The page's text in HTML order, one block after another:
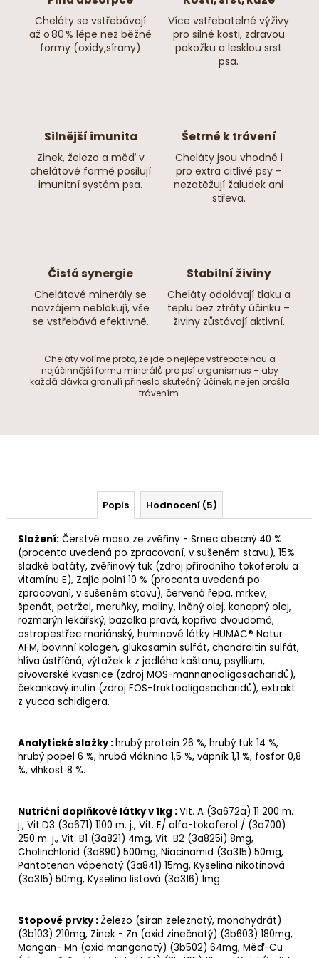
střední plemena (11–24 kg)
Věk psa
dospělý pes a senior (aktivní a v dobré kondici)
průměr cca 10 mm
Hmotnost balení
18 kg (2x9kg)
Cheláty se vstřebávají
až o 80 % lépe než běžné
formy (oxidy,sírany)
Více vstřebatelné výživy
pro silné kosti, zdravou
pokožku a lesklou srst
psa.
Silnější imunita
Zinek, železo a měď v
chelátové formě posilují
imunitní systém psa.
Šetrné k trávení
Cheláty jsou vhodné i
pro extra citlivé psy –
nezatěžují žaludek ani
střeva.
Čistá synergie
Chelátové minerály se
navzájem neblokují, vše
se vstřebává efektivně.
Stabilní živiny
Cheláty odolávají tlaku a
teplu bez ztráty účinku –
živiny zůstávají aktivní.
Cheláty volíme proto, že jde o nejlépe vstřebatelnou a
nejúčinnější formu minerálů pro psí organismus – aby
každá dávka granulí přinesla skutečný účinek, ne jen prošla
trávením.
Popis Hodnocení (5)
Složení: Čerstvé maso ze zvěřiny - Srnec obecný 40 %
(procenta uvedená po zpracovaní, v sušeném stavu), 15%
sladké batáty, zvěřinový tuk (zdroj přírodního tokoferolu a
vitamínu E), Zajíc polní 10 % (procenta uvedená po
zpracovaní, v sušeném stavu), červená řepa, mrkev,
špenát, petržel, meruňky, maliny, lněný olej, konopný olej,
rozmarýn lekářský, bazalka pravá, kopřiva dvoudomá,
ostropestřec mariánský, huminové látky HUMAC® Natur
AFM, bovinní kolagen, glukosamin sulfát, chondroitin sulfát,
hlíva ústříčná, výtažek k z jedlého kaštanu, psyllium,
pivovarské kvasnice (zdroj MOS-mannanooligosacharidů),
čekankový inulín (zdroj FOS-fruktooligosacharidů), extrakt
z yucca schidigera.
Analytické složky:hrubý protein 26 %, hrubý tuk 14 %,
hrubý popel 6 %, hrubá vláknina 1,5 %, vápník 1,1 %, fosfor 0,8
%, vlhkost 8 %.
Nutriční doplňkové látky v 1kg :Vit. A (3a672a) 11 200 m.
j., Vit.D3 (3a671) 1100 m. j., Vit. E/ alfa-tokoferol / (3a700)
250 m. j., Vit. B1 (3a821) 4mg, Vit. B2 (3a825i) 8mg,
Cholinchlorid (3a890) 500mg, Niacinamid (3a315) 50mg,
Pantotenan vápenatý (3a841) 15mg, Kyselina nikotinová
(3a315) 50mg, Kyselina listová (3a316) 1mg.
Stopové prvky: Železo (síran železnatý, monohydrát)
(3b103) 210mg, Zinek - Zn (oxid zinečnatý) (3b603) 180mg,
Mangan- Mn (oxid manganatý) (3b502) 64mg, Měď-Cu